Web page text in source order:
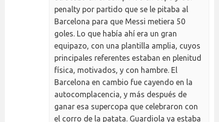
penalty por partido que se le pitaba al
Barcelona para que Messi metiera 50
goles. Lo que había ahí era un gran
equipazo, con una plantilla amplia, cuyos
principales referentes estaban en plenitud
física, motivados, y con hambre. El
Barcelona en cambio fue cayendo en la
autocomplacencia, y más después de
ganar esa supercopa que celebraron con
el corro de la patata. Guardiola ya estaba